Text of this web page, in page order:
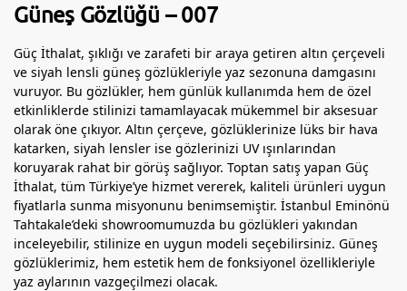
Güneş Gözlüğü – 007
Güç İthalat, şıklığı ve zarafeti bir araya getiren altın çerçeveli
ve siyah lensli güneş gözlükleriyle yaz sezonuna damgasını
vuruyor. Bu gözlükler, hem günlük kullanımda hem de özel
etkinliklerde stilinizi tamamlayacak mükemmel bir aksesuar
olarak öne çıkıyor. Altın çerçeve, gözlüklerinize lüks bir hava
katarken, siyah lensler ise gözlerinizi UV ışınlarından
koruyarak rahat bir görüş sağlıyor. Toptan satış yapan Güç
İthalat, tüm Türkiye’ye hizmet vererek, kaliteli ürünleri uygun
fiyatlarla sunma misyonunu benimsemiştir. İstanbul Eminönü
Tahtakale’deki showroomumuzda bu gözlükleri yakından
inceleyebilir, stilinize en uygun modeli seçebilirsiniz. Güneş
gözlüklerimiz, hem estetik hem de fonksiyonel özellikleriyle
yaz aylarının vazgeçilmezi olacak.